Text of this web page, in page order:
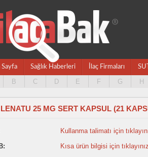
Sayfa Sağlık Haberleri İlaç Firmaları
B C D E F G H
LENATU 25 MG SERT KAPSUL (21
Kullanma talimatı için
Kısa ürün bilgisi için